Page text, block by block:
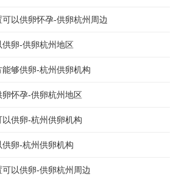
以供卵怀孕-供卵杭州周边
卵-供卵杭州地区
够供卵-杭州供卵机构
怀孕-供卵杭州地区
供卵-杭州供卵机构
卵-杭州供卵机构
以供卵-供卵杭州周边